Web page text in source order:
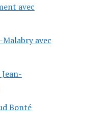
avec
avec
Bonté